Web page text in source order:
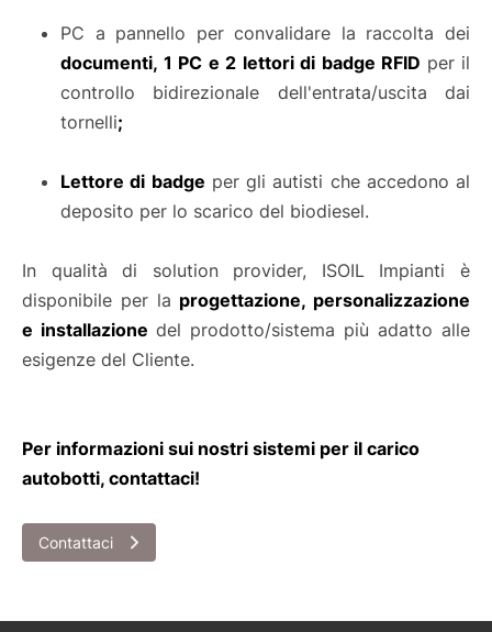
PC a pannello per convalidare la raccolta dei
documenti, 1 PC e 2 lettori di badge RFID per il
controllo bidirezionale dell'entrata/uscita dai
tornelli;
Lettore di badge per gli autisti che accedono al
deposito per lo scarico del biodiesel.
In qualità di solution provider, ISOIL Impianti è
disponibile per la progettazione, personalizzazione
e installazione del prodotto/sistema più adatto alle
esigenze del Cliente.
Per informazioni sui nostri sistemi per il carico
autobotti, contattaci!
Contattaci